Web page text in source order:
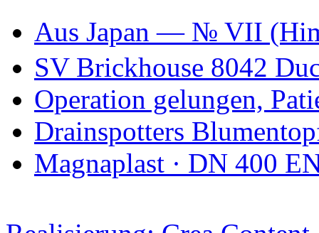
Aus Japan — № VII
SV Brickhouse 8042
Operation gelungen,
Drainspotters
Magnaplast · DN 400